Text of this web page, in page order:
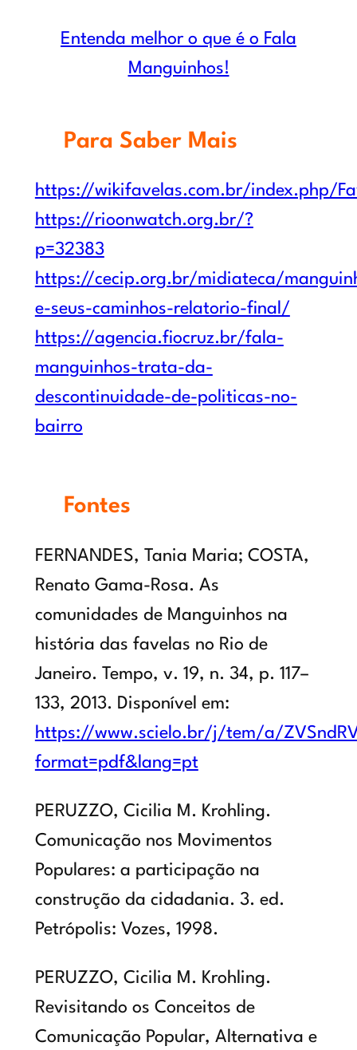
Entenda melhor o que é o Fala
Manguinhos!
Para Saber Mais
https://wikifavelas.com.br/index.php/
https://rioonwatch.org.br/?
p=32383
https://cecip.org.br/midiateca/
e-seus-caminhos-relatorio-final/
https://agencia.fiocruz.br/fala-
manguinhos-trata-da-
descontinuidade-de-politicas-no-
bairro
Fontes
FERNANDES, Tania Maria; COSTA,
Renato Gama-Rosa. As
comunidades de Manguinhos na
história das favelas no Rio de
Janeiro. Tempo, v. 19, n. 34, p. 117–
133, 2013. Disponível em:
https://www.scielo.br/j/tem/a/
format=pdf&lang=pt
PERUZZO, Cicilia M. Krohling.
Comunicação nos Movimentos
Populares: a participação na
construção da cidadania. 3. ed.
Petrópolis: Vozes, 1998.
PERUZZO, Cicilia M. Krohling.
Revisitando os Conceitos de
Comunicação Popular, Alternativa e